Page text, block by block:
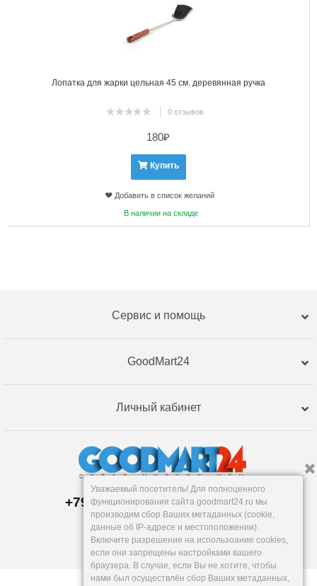
Лопатка для жарки цельная 45 см. деревянная ручка
0 отзывов
180₽
Купить
Добавить в список желаний
В наличии на складе
Сервис и помощь
GoodMart24
Личный кабинет
+79120359762, +79120359761
Пункт выдачи:
Пермь ,Бригадирская, 16
Пн-Пт: 9-18:30, Сб: 10-16, Вс: вых.
info@goodmart24.ru
Уважаемый посетитель! Для полноценного
функционирования сайта goodmart24.ru мы
производим сбор Ваших метаданных (cookie,
данные об IP-адресе и местоположении).
Включите разрешение на использоание cookies,
если они запрещены настройками вашего
браузера. В случае, если Вы не хотите, чтобы
нами был осуществлён сбор Ваших метаданных,